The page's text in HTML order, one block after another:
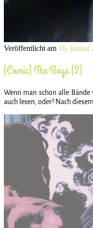
Veröffentlicht am 16. Januar
[Comic] The Boys [2]
Wenn man schon alle
auch lesen, oder? Nach